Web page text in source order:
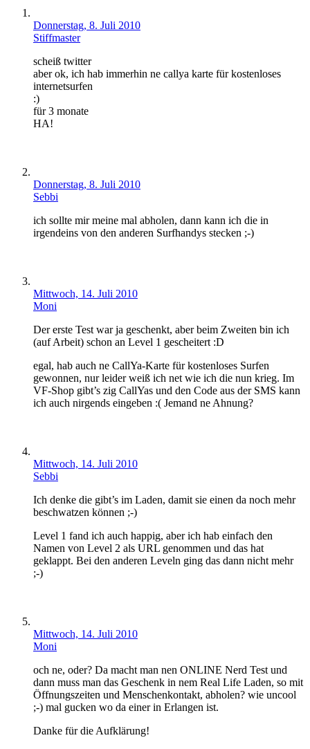
Donnerstag, 8. Juli 2010
Stiffmaster
scheiß twitter
aber ok, ich hab immerhin ne callya karte für kostenloses
internetsurfen
:)
für 3 monate
HA!
Donnerstag, 8. Juli 2010
Sebbi
ich sollte mir meine mal abholen, dann kann ich die in
irgendeins von den anderen Surfhandys stecken ;-)
Mittwoch, 14. Juli 2010
Moni
Der erste Test war ja geschenkt, aber beim Zweiten bin ich
(auf Arbeit) schon an Level 1 gescheitert :D
egal, hab auch ne CallYa-Karte für kostenloses Surfen
gewonnen, nur leider weiß ich net wie ich die nun krieg. Im
VF-Shop gibt’s zig CallYas und den Code aus der SMS kann
ich auch nirgends eingeben :( Jemand ne Ahnung?
Mittwoch, 14. Juli 2010
Sebbi
Ich denke die gibt’s im Laden, damit sie einen da noch mehr
beschwatzen können ;-)
Level 1 fand ich auch happig, aber ich hab einfach den
Namen von Level 2 als URL genommen und das hat
geklappt. Bei den anderen Leveln ging das dann nicht mehr
;-)
Mittwoch, 14. Juli 2010
Moni
och ne, oder? Da macht man nen ONLINE Nerd Test und
dann muss man das Geschenk in nem Real Life Laden, so mit
Öffnungszeiten und Menschenkontakt, abholen? wie uncool
;-) mal gucken wo da einer in Erlangen ist.
Danke für die Aufklärung!